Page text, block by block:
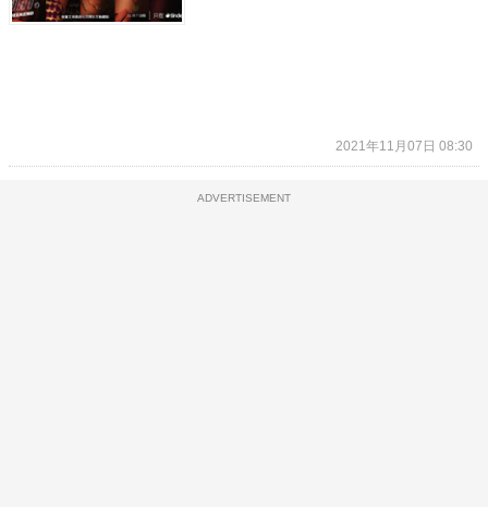
2021年11月07日 08:30
ADVERTISEMENT